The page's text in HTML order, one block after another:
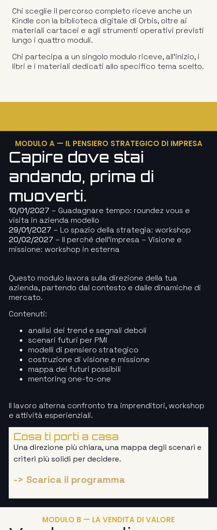
Chi sceglie il percorso completo riceve anche un
Kindle con la biblioteca digitale di Orbis, oltre ai
materiali cartacei e agli strumenti operativi previsti
lungo i quattro moduli.
Chi partecipa a un singolo modulo riceve, all’inizio, i
libri e i materiali dedicati allo specifico tema scelto.
MODULO A — IL PENSIERO STRATEGICO DI IMPRESA
Capire dove stai
andando, prima di
muoverti.
10/01/2027 – Guadagnare tempo: roundez vous e
visita in azienda modello
29/01/2027 – Lo spazio della strategia: workshop
20/02/2027 – Il perché dell’impresa – Visione e
missione: workshop in esterna
Questo modulo lavora sulla direzione della tua
azienda, partendo dal contesto e dalle dinamiche di
mercato.
Contenuti:
analisi dei trend e segnali deboli
scenari futuri per PMI
modelli di pensiero strategico
costruzione di visione e missione
mappa dei futuri possibili
mentoring one-to-one
Il lavoro alterna confronto tra imprenditori, workshop
e attività esperienziali.
Cosa ti porti a casa
Una direzione più chiara, una mappa degli scenari e
criteri più solidi per decidere.
-> Scarica il programma
MODULO B — LA VENDITA DI VALORE